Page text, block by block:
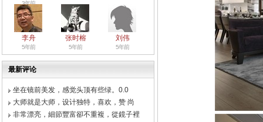
3年前
李舟
5年前
张时榕
5年前
刘伟
5年前
最新评论
坐在镜前美发，感觉头顶有些绿。0.0
大师就是大师，设计独特，喜欢，赞 尚
非常漂亮，細節豐富卻不重複，從鏡子裡